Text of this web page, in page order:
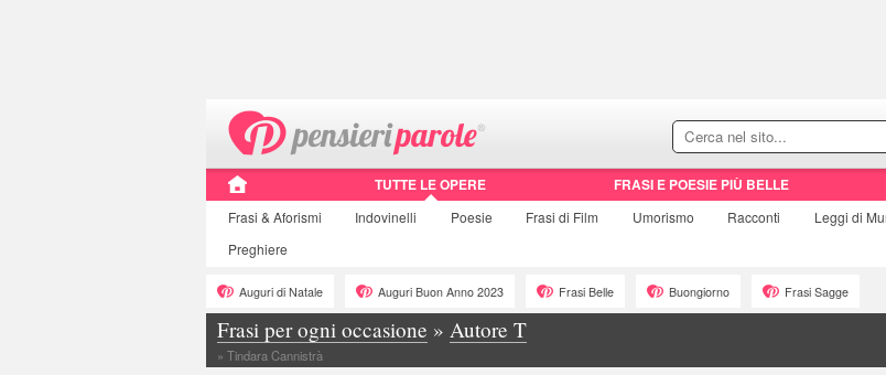
TUTTE LE OPERE FRASI E POESIE PIÙ BELLE
Frasi & Aforismi Indovinelli Poesie Frasi di Film Umorismo Racconti Leggi di
Preghiere
Auguri di Natale Auguri Buon Anno 2023 Frasi Belle Buongiorno Frasi Sagge
Frasi per ogni occasione » Autore T
» Tindara Cannistrà